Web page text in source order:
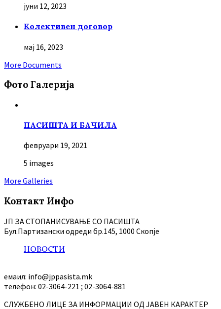
јуни 12, 2023
Колективен договор
мај 16, 2023
More Documents
Фото Галерија
ПАСИШТА И БАЧИЛА
февруари 19, 2021
5 images
More Galleries
Контакт Инфо
ЈП ЗА СТОПАНИСУВАЊЕ СО ПАСИШТА
Бул.Партизански oдреди бр.145, 1000 Скопје
НОВОСТИ
емаил: info@jppasista.mk
телефон: 02-3064-221 ; 02-3064-881
СЛУЖБЕНО ЛИЦЕ ЗА ИНФОРМАЦИИ ОД ЈАВЕН КАРАКТЕР